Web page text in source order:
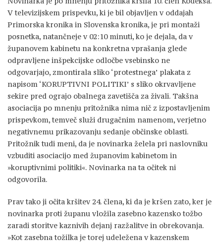
V televizijskem prispevku, ki je bil objavljen v oddajah
Primorska kronika in Slovenska kronika, je pri montaži
posnetka, natančneje v 02:10 minuti, ko je dejala, da v
županovem kabinetu na konkretna vprašanja glede
odpravljene inšpekcijske odločbe vsebinsko ne
odgovarjajo, zmontirala sliko ‘protestnega’ plakata z
napisom ‘KORUPTIVNI POLITIKI’ s sliko okrvavljene
sekire pred ograjo obalnega zavetišča za živali. Takšna
asociacija po mnenju pritožnika nima nič z izpostavljenim
prispevkom, temveč služi drugačnim namenom, verjetno
negativnemu prikazovanju sedanje občinske oblasti.
Pritožnik tudi meni, da je novinarka želela pri naslovniku
vzbuditi asociacijo med županovim kabinetom in
»koruptivnimi politiki«. Novinarka na ta očitek ni
odgovorila.
Prav tako ji očita kršitev 24. člena, ki da je kršen zato, ker je
novinarka proti županu vložila zasebno kazensko tožbo
zaradi storitve kaznivih dejanj razžalitve in obrekovanja.
»Kot zasebna tožilka je torej udeležena v kazenskem